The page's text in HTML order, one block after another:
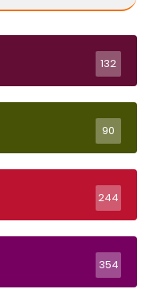
132
90
244
354